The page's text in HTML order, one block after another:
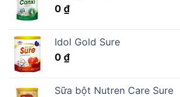
0 ₫
Idol Gold Sure
0 ₫
Sữa bột Nutren Care Sure